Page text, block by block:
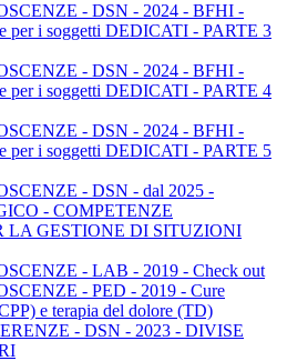
- DSN - 2024 - BFHI -
per i soggetti DEDICATI - PARTE 3
- DSN - 2024 - BFHI -
per i soggetti DEDICATI - PARTE 4
- DSN - 2024 - BFHI -
per i soggetti DEDICATI - PARTE 5
- DSN - dal 2025 -
- COMPETENZE
LA GESTIONE DI SITUZIONI
- LAB - 2019 - Check out
- PED - 2019 - Cure
e terapia del dolore (TD)
- DSN - 2023 - DIVISE